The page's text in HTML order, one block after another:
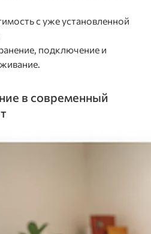
с уже установленной
подключение и
в современный